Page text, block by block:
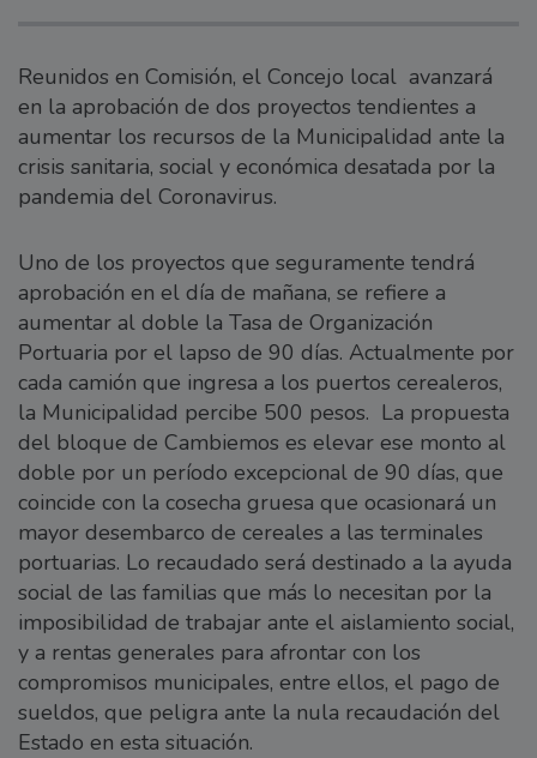
Reunidos en Comisión, el Concejo local avanzará
en la aprobación de dos proyectos tendientes a
aumentar los recursos de la Municipalidad ante la
crisis sanitaria, social y económica desatada por la
pandemia del Coronavirus.
Uno de los proyectos que seguramente tendrá
aprobación en el día de mañana, se refiere a
aumentar al doble la Tasa de Organización
Portuaria por el lapso de 90 días. Actualmente por
cada camión que ingresa a los puertos cerealeros,
la Municipalidad percibe 500 pesos. La propuesta
del bloque de Cambiemos es elevar ese monto al
doble por un período excepcional de 90 días, que
coincide con la cosecha gruesa que ocasionará un
mayor desembarco de cereales a las terminales
portuarias. Lo recaudado será destinado a la ayuda
social de las familias que más lo necesitan por la
imposibilidad de trabajar ante el aislamiento social,
y a rentas generales para afrontar con los
compromisos municipales, entre ellos, el pago de
sueldos, que peligra ante la nula recaudación del
Estado en esta situación.